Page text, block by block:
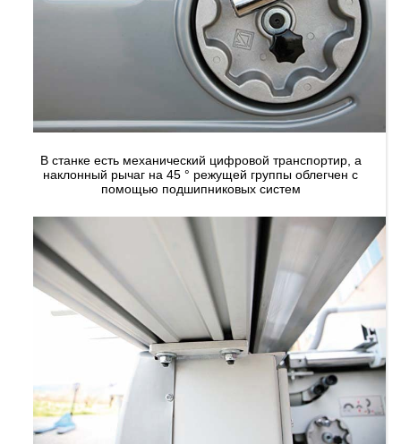
В станке есть механический цифровой транспортир, а
наклонный рычаг на 45 ° режущей группы облегчен с
помощью подшипниковых систем